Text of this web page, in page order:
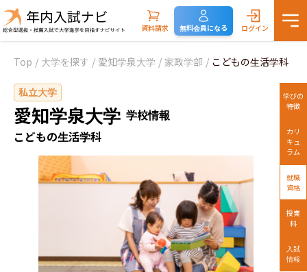
資料請求 無料会員になる ログイン
Top / 大学を探す / 愛知学泉大学 / 家政学部 / こどもの生活学科
私立大学
愛知学泉大学 学校情報
こどもの生活学科
学びの
特徴
カリ
キュ
ラム
就職
資格
授業
料
入試
情報